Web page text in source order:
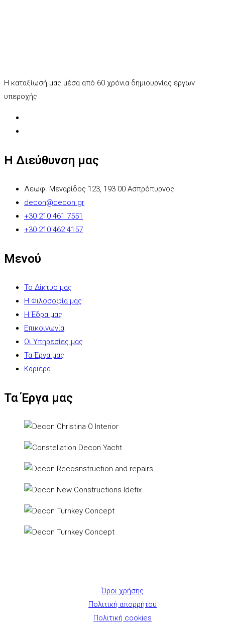
Η καταξίωσή μας μέσα από 60 χρόνια δημιουργίας έργων
υπεροχής
Η Διεύθυνση μας
Λεωφ. Μεγαρίδος 123, 193 00 Ασπρόπυργος
decon@decon.gr
+30 210 461 7551
+30 210 462 4157
Μενού
Το Δίκτυο μας
Η Φιλοσοφία μας
Η Έδρα μας
Επικοινωνία
Οι Υπηρεσίες μας
Τα Έργα μας
Καριέρα
Τα Έργα μας
Όροι χρήσης
Πολιτική απορρήτου
Πολιτική cookies